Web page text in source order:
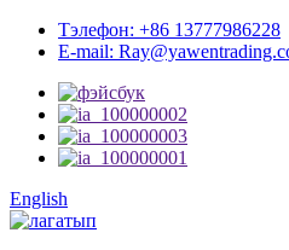
Тэлефон: +86 13777986228
E-mail:
English